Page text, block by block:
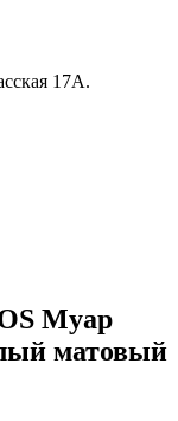
17А.
Муар
матовый